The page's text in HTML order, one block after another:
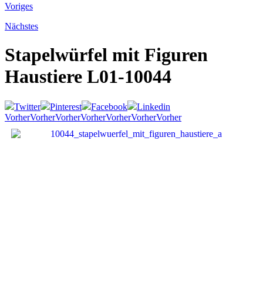
Voriges
Nächstes
Stapelwürfel mit Figuren
Haustiere L01-10044
Twitter Pinterest Facebook
Linkedin
VorherVorherVorherVorherVorherVorherVorher